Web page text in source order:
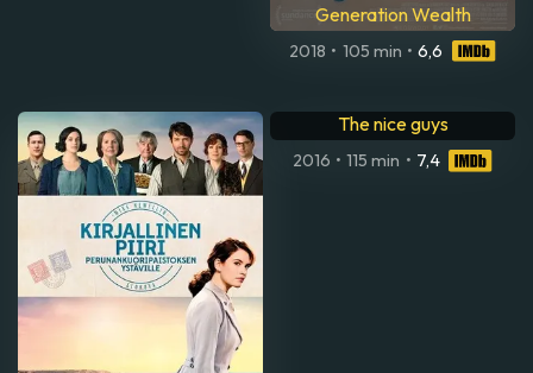
Generation Wealth
2018 • 105 min • 6,6
The nice guys
2016 • 115 min • 7,4